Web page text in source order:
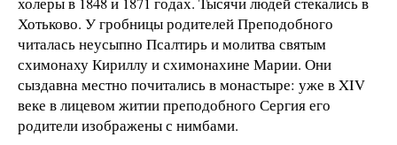
Хотьково. У гробницы родителей Преподобного
читалась неусыпно Псалтирь и молитва святым
схимонаху Кириллу и схимонахине Марии. Они
сыздавна местно почитались в монастыре: уже в XIV
веке в лицевом житии преподобного Сергия его
родители изображены с нимбами.